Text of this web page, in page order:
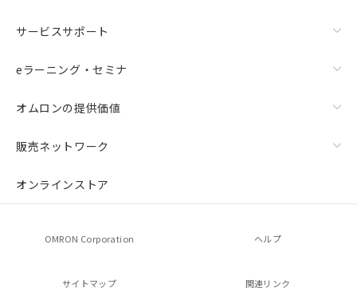
サービスサポート
eラーニング・セミナ
オムロンの提供価値
販売ネットワーク
オンラインストア
OMRON Corporation ヘルプ
サイトマップ 関連リンク